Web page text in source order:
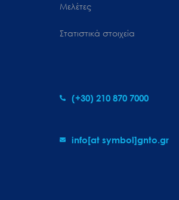
Μελέτες
Στατιστικά στοιχεία
(+30) 210 870 7000
info[at symbol]gnto.gr